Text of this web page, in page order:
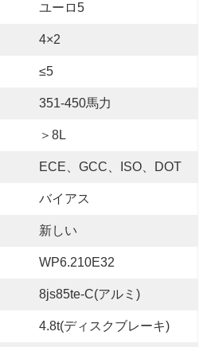
ユーロ5
4×2
≤5
351-450馬力
＞8L
ECE、GCC、ISO、DOT
バイアス
新しい
WP6.210E32
8js85te-C(アルミ)
4.8t(ディスクブレーキ)